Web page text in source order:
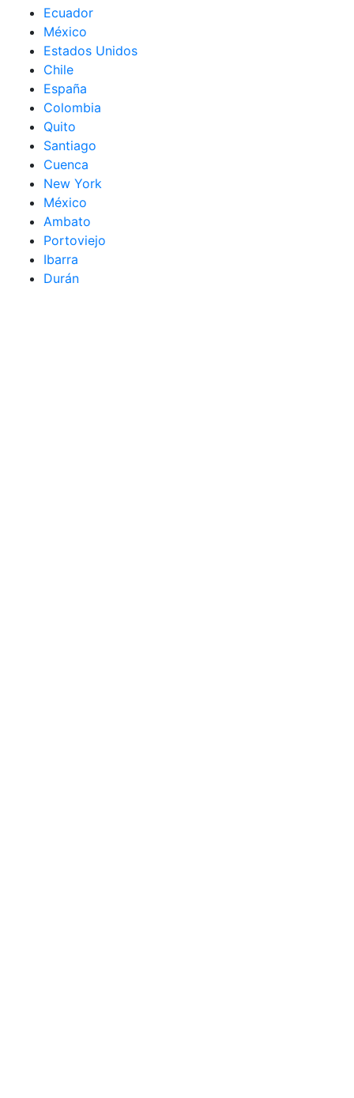
Ecuador
México
Estados Unidos
Chile
España
Colombia
Quito
Santiago
Cuenca
New York
México
Ambato
Portoviejo
Ibarra
Durán